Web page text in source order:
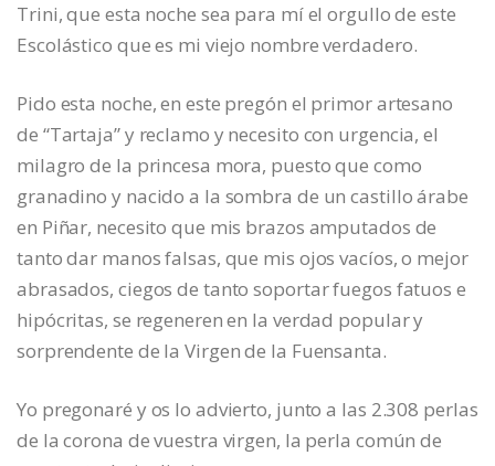
Trini, que esta noche sea para mí el orgullo de este
Escolástico que es mi viejo nombre verdadero.
Pido esta noche, en este pregón el primor artesano
de “Tartaja” y reclamo y necesito con urgencia, el
milagro de la princesa mora, puesto que como
granadino y nacido a la sombra de un castillo árabe
en Piñar, necesito que mis brazos amputados de
tanto dar manos falsas, que mis ojos vacíos, o mejor
abrasados, ciegos de tanto soportar fuegos fatuos e
hipócritas, se regeneren en la verdad popular y
sorprendente de la Virgen de la Fuensanta.
Yo pregonaré y os lo advierto, junto a las 2.308 perlas
de la corona de vuestra virgen, la perla común de